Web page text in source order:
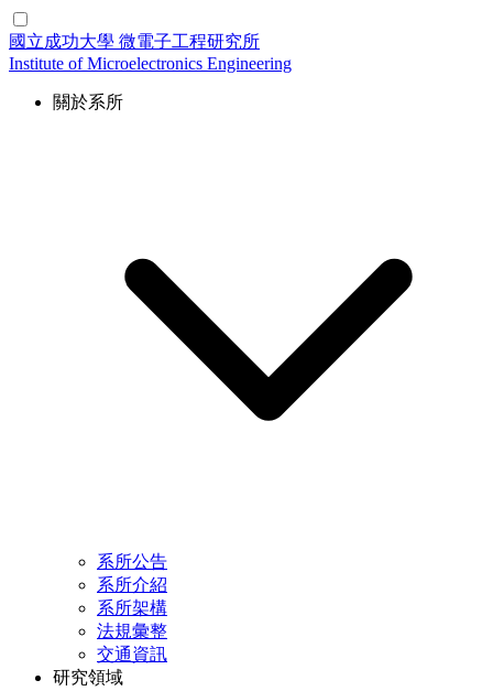
國立成功大學 微電子工程研究所
Institute of Microelectronics Engineering
關於系所
系所公告
系所介紹
系所架構
法規彙整
交通資訊
研究領域